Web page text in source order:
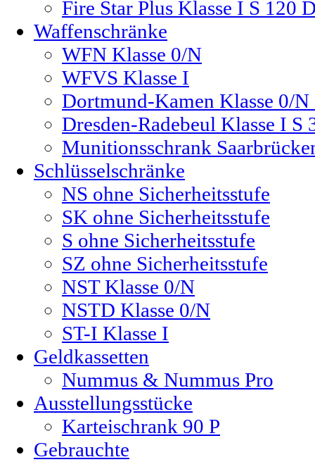
Fire Star Plus Klasse I S 120
Waffenschränke
WFN Klasse 0/N
WFVS Klasse I
Dortmund-Kamen Klasse 0/N
Dresden-Radebeul Klasse I S
Munitionsschrank
Schlüsselschränke
NS ohne Sicherheitsstufe
SK ohne Sicherheitsstufe
S ohne Sicherheitsstufe
SZ ohne Sicherheitsstufe
NST Klasse 0/N
NSTD Klasse 0/N
ST-I Klasse I
Geldkassetten
Nummus & Nummus Pro
Ausstellungsstücke
Karteischrank 90 P
Gebrauchte